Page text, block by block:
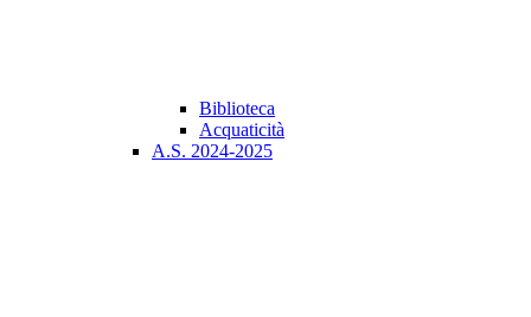
Biblioteca
Acquaticità
A.S. 2024-2025